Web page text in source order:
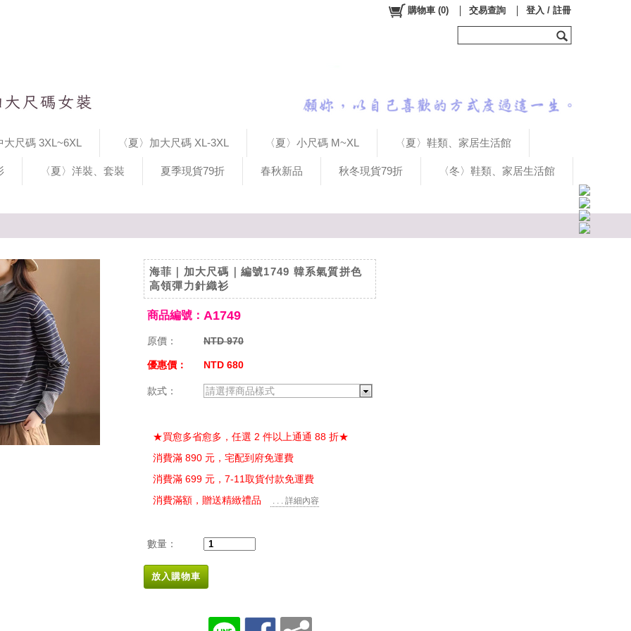
尺碼 3XL~6XL 〈夏〉加大尺碼 XL-3XL 〈夏〉小尺碼 M~XL 〈夏〉鞋類、家居生活館
〈夏〉洋裝、套裝 夏季現貨79折 春秋新品 秋冬現貨79折 〈冬〉鞋類、家居生活館
購物車 (0) 交易查詢 登入 / 註冊
海菲｜加大尺碼｜編號1749 韓系氣質拼色
高領彈力針織衫
商品編號： A1749
原價： NTD 970
優惠價： NTD 680
款式： 請選擇商品樣式
★買愈多省愈多，任選 2 件以上通通 88 折★
消費滿 890 元，宅配到府免運費
消費滿 699 元，7-11取貨付款免運費
消費滿額，贈送精緻禮品
. . . 詳細內容
數量：
放入購物車